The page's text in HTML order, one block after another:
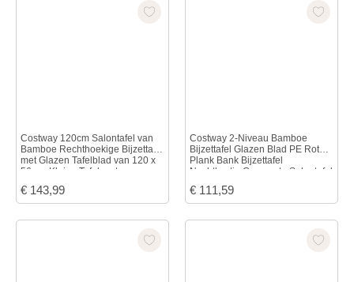
Costway 120cm Salontafel van
Bamboe Rechthoekige Bijzettafel
met Glazen Tafelblad van 120 x
56 cm Kleine Tafel met
Opbergvak
€ 143,99
Costway 2-Niveau Bamboe
Bijzettafel Glazen Blad PE Rotan
Plank Bank Bijzettafel
Nachtkastje Compacte Salontafel
€ 111,59